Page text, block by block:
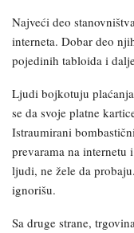
Najveći deo
interneta. Dobar deo
pojedinih tabloida i
Ljudi bojkotuju
se da svoje platne
Istraumirani
prevarama na
ljudi, ne žele da
ignorišu.
Sa druge strane,